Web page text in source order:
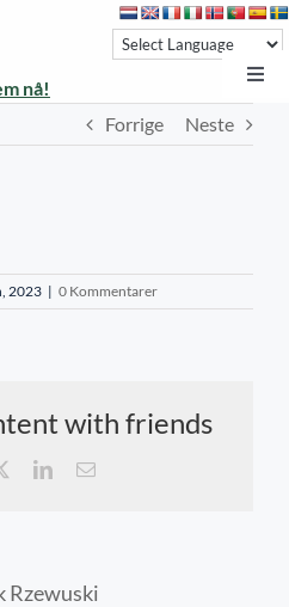
nå!
Forrige Neste
2023 | 0 Kommentarer
with friends
LinkedIn
E-
Rzewuski